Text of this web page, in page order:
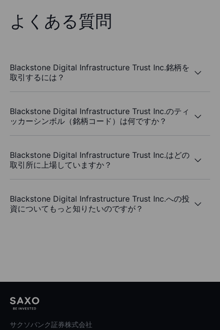
よくある質問
Blackstone Digital Infrastructure Trust Inc.銘柄を
取引するには？
Blackstone Digital Infrastructure Trust Inc.のティ
ッカーシンボル（銘柄コード）は何ですか？
Blackstone Digital Infrastructure Trust Inc.はどの
取引所に上場していますか？
Blackstone Digital Infrastructure Trust Inc.への投
資についてもっと知りたいのですが？
サクソバンク証券株式会社